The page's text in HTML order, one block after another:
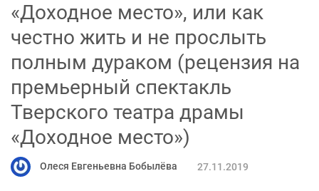
«Доходное место», или как
честно жить и не прослыть
полным дураком (рецензия на
премьерный спектакль
Тверского театра драмы
«Доходное место»)
Олеся Евгеньевна Бобылёва 27.11.2019